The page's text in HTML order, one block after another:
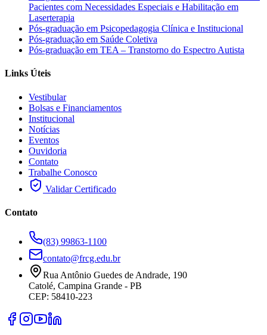
Pacientes com Necessidades Especiais e Habilitação em
Laserterapia
Pós-graduação em Psicopedagogia Clínica e Institucional
Pós-graduação em Saúde Coletiva
Pós-graduação em TEA – Transtorno do Espectro Autista
Links Úteis
Vestibular
Bolsas e Financiamentos
Institucional
Notícias
Eventos
Ouvidoria
Contato
Trabalhe Conosco
Validar Certificado
Contato
(83) 99863-1100
contato@frcg.edu.br
Rua Antônio Guedes de Andrade, 190
Catolé, Campina Grande - PB
CEP: 58410-223